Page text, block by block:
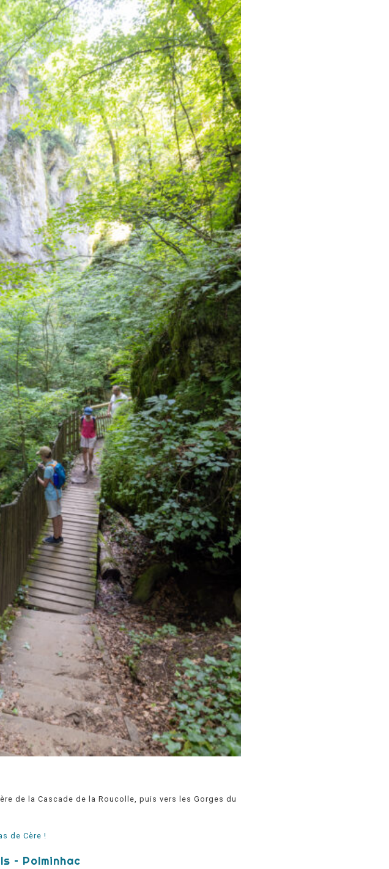
de la Cascade de la Roucolle, puis vers les Gorges du
de Cère !
– Polminhac